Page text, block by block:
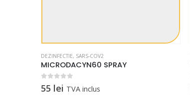
DEZINFECTIE, SARS-COV2
MICRODACYN60 SPRAY
0out of 5
55 lei TVA inclus